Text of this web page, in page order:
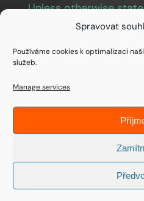
Spravovat
Používáme cookies k optimalizaci
služeb.
Manage services
Unless otherwise
and images are
© Copyright 1994 -